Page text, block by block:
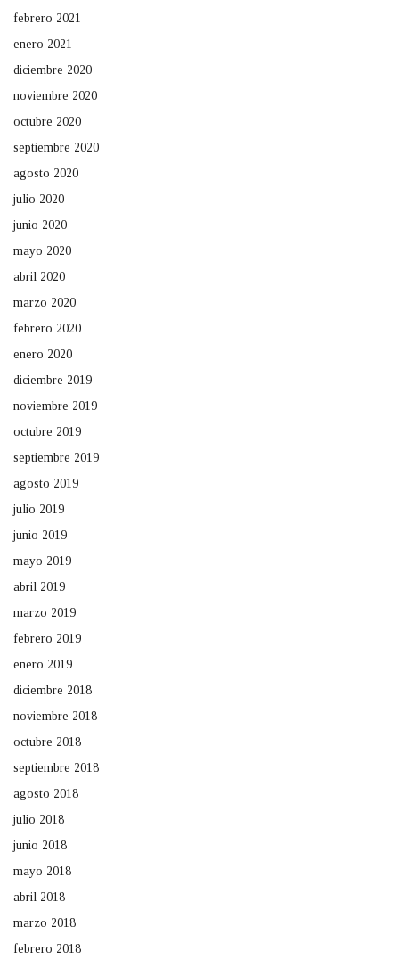
febrero 2021
enero 2021
diciembre 2020
noviembre 2020
octubre 2020
septiembre 2020
agosto 2020
julio 2020
junio 2020
mayo 2020
abril 2020
marzo 2020
febrero 2020
enero 2020
diciembre 2019
noviembre 2019
octubre 2019
septiembre 2019
agosto 2019
julio 2019
junio 2019
mayo 2019
abril 2019
marzo 2019
febrero 2019
enero 2019
diciembre 2018
noviembre 2018
octubre 2018
septiembre 2018
agosto 2018
julio 2018
junio 2018
mayo 2018
abril 2018
marzo 2018
febrero 2018